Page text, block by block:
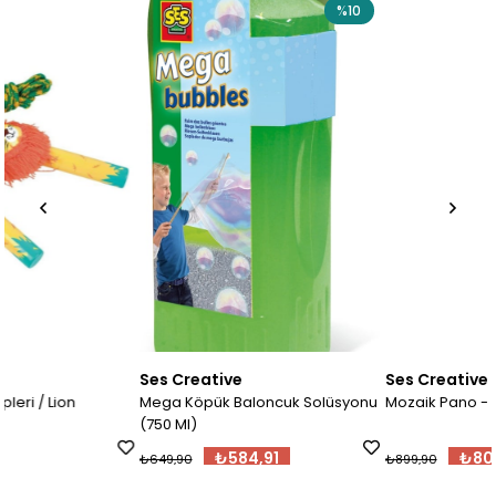
Mega Köpük Baloncuk Solüsyonu
₺584,91
%10
Mozaik Pano - Kartlı
₺809,91
₺899,90